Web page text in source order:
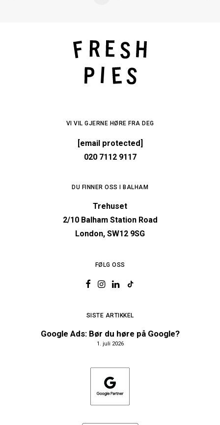
VI VIL GJERNE HØRE FRA DEG
[email protected]
020 7112 9117
DU FINNER OSS I BALHAM
Trehuset
2/10 Balham Station Road
London, SW12 9SG
FØLG OSS
SISTE ARTIKKEL
Google Ads: Bør du høre på Google?
1. juli 2026